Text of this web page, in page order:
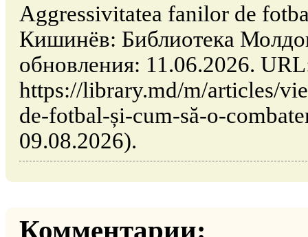
Aggressivitatea fanilor de
Кишинёв: Библиотека
обновления: 11.06.2026.
https://library.md/m/articles/
de-fotbal-și-cum-să-o-
09.08.2026).
Комментарии: